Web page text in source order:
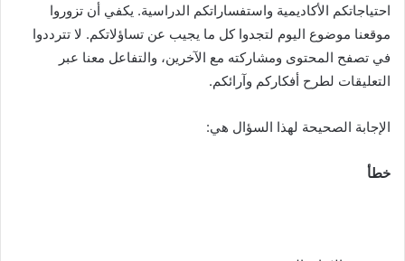
احتياجاتكم الأكاديمية واستفساراتكم الدراسية. يكفي أن تزوروا
موقعنا موضوع اليوم لتجدوا كل ما يجيب عن تساؤلاتكم. لا تترددوا
في تصفح المحتوى ومشاركته مع الآخرين، والتفاعل معنا عبر
التعليقات لطرح أفكاركم وآرائكم.
الإجابة الصحيحة لهذا السؤال هي:
خطأ